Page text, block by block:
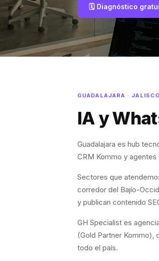
🗓️ Diagnóstico
GUADALAJARA · JALISCO
IA y
Guadalajara es hub
CRM Kommo y
Sectores que
corredor del Bajío-
y publican contenido
GH Specialist es
(Gold Partner Kommo),
todo el país.